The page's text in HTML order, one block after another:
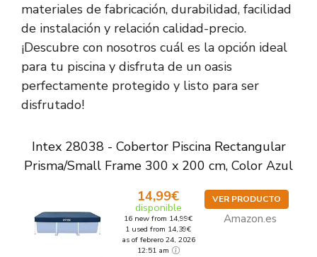
materiales de fabricación, durabilidad, facilidad
de instalación y relación calidad-precio.
¡Descubre con nosotros cuál es la opción ideal
para tu piscina y disfruta de un oasis
perfectamente protegido y listo para ser
disfrutado!
Intex 28038 - Cobertor Piscina Rectangular
Prisma/Small Frame 300 x 200 cm, Color Azul
14,99€
disponible
16 new from 14,99€
1 used from 14,39€
as of febrero 24, 2026
12:51 am
VER PRODUCTO
Amazon.es